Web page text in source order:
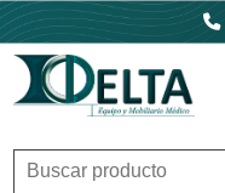
Inicio